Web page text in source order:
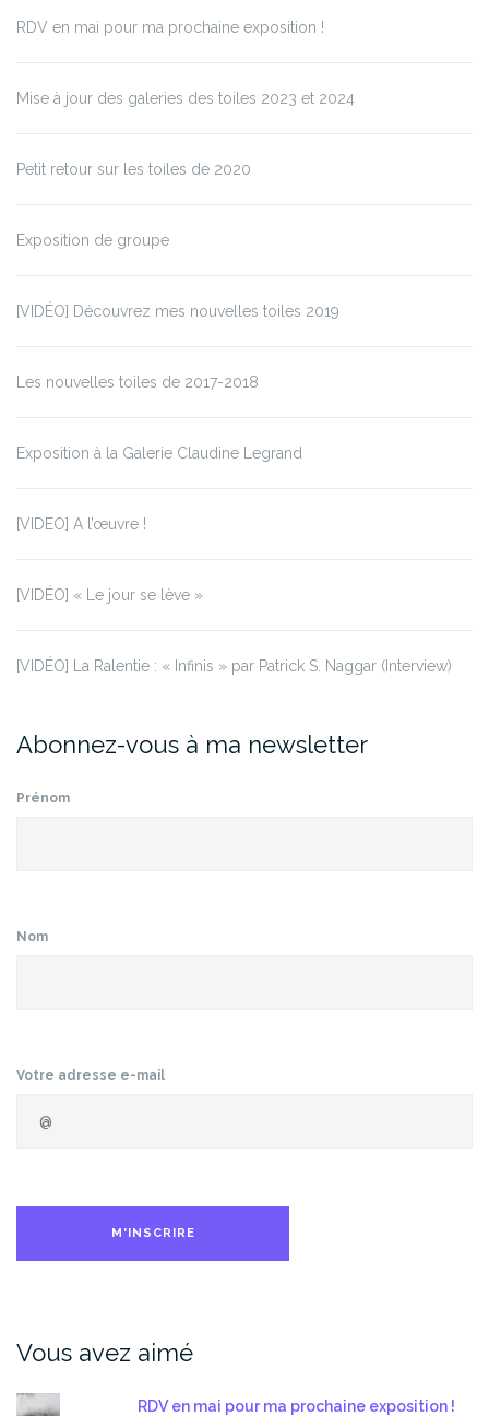
RDV en mai pour ma prochaine exposition !
Mise à jour des galeries des toiles 2023 et 2024
Petit retour sur les toiles de 2020
Exposition de groupe
[VIDÉO] Découvrez mes nouvelles toiles 2019
Les nouvelles toiles de 2017-2018
Exposition à la Galerie Claudine Legrand
[VIDEO] A l’œuvre !
[VIDÉO] « Le jour se lève »
[VIDÉO] La Ralentie : « Infinis » par Patrick S. Naggar (Interview)
Abonnez-vous à ma newsletter
Prénom
Nom
Votre adresse e-mail
Vous avez aimé
RDV en mai pour ma prochaine exposition !